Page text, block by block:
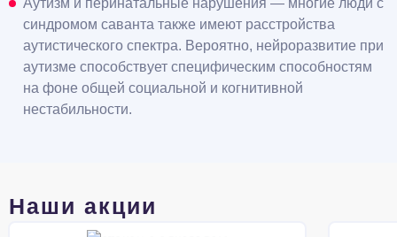
синдромом саванта также имеют расстройства
аутистического спектра. Вероятно, нейроразвитие при
аутизме способствует специфическим способностям
на фоне общей социальной и когнитивной
нестабильности.
Наши акции